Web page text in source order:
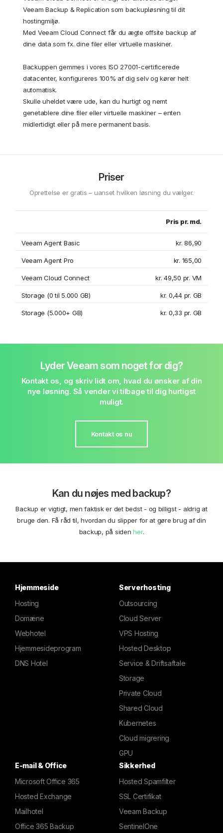
Veeam Backup & Replication som backupløsning til dit
hostingmiljø.
Med Veeam Cloud Connect får du ægte offsite backup af
dine data som fx. dine filer eller virtuelle maskiner.
Backuppen gemmes i vores ISO 27001-certificerede
datacenter, konfigureres 100% af dig selv og kører helt
automatisk.
Skulle uheldet være ude, kan du hurtigt og nemt
genetablere dine filer eller virtuelle maskiner – enten
midlertidigt eller på mere permanent basis.
Priser
Oprettelse er gratis – uanset hvilken løsning du vælger.
Pris pr. md.
Veeam Agent Basic kr. 86,90
Veeam Agent Pro kr. 165,00
Veeam Cloud Connect kr. 49,50 pr. VM
Storage (0 til 5.000 GB) kr. 0,44 pr. GB
Storage (5.000+ GB) kr. 0,33 pr. GB
Lyder Veeam som noget for dig?
Kontakt os, og skriv lidt om, hvad du ønsker af din
nye løsning. Så vender vi tilbage til dig hurtigst
muligt.
Kontakt os nu
Kan du nøjes med backup?
Backup er vigtigt, men faktisk er det bedst - og billigst - aldrig at
bruge den. Få råd til, hvordan du slipper for at gøre brug af din
backup, på sidenher.
Hjemmeside
Hosting
Domæne
Webhotel
Hjemmesideprogram
DNS Hotel
Serverhosting
Outsourcing
Cloud Server
VPS Hosting
Hosted Desktop
Service & Driftsaftale
Storage
Private Cloud
Shared Cloud
Kubernetes
Cloud migrering
GPU
E-mail & Office
Microsoft Office 365
Hosted Exchange
Mailhotel
Office 365 Backup
Sikkerhed
Hosted Spamfilter
SSL Certifikat
Veeam Backup
SentinelOne